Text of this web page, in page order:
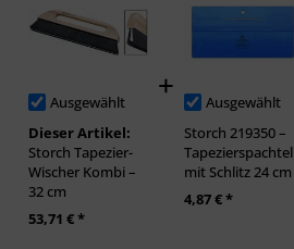
Ausgewählt
Dieser Artikel:
Storch Tapezier-
Wischer Kombi –
32 cm
53,71 € *
Ausgewählt
Storch 219350 –
Tapezierspachtel
mit Schlitz 24 cm
4,87 € *